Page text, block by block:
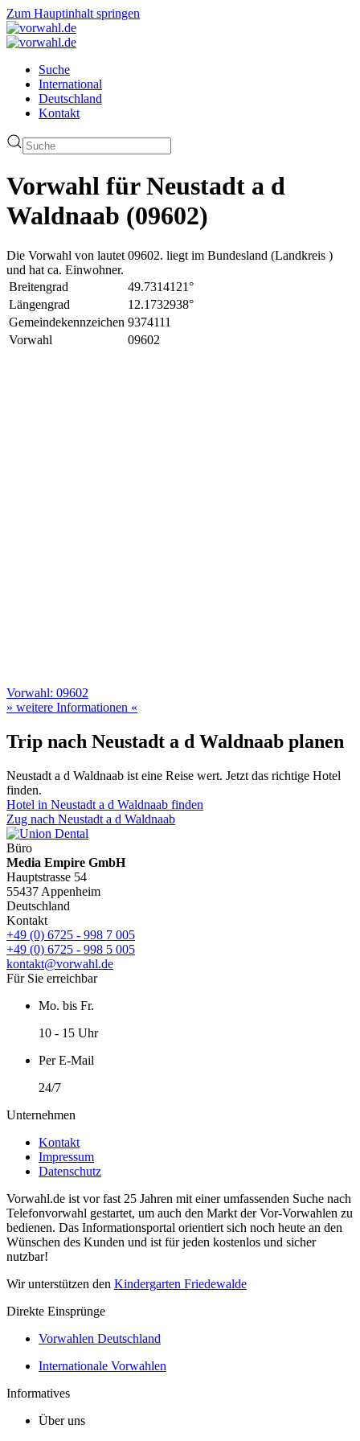
Zum Hauptinhalt springen
Suche
International
Deutschland
Kontakt
Vorwahl für Neustadt a d
Waldnaab (09602)
Die Vorwahl von lautet 09602. liegt im Bundesland (Landkreis )
und hat ca. Einwohner.
Breitengrad
49.7314121°
Längengrad
12.1732938°
Gemeindekennzeichen 9374111
Vorwahl
09602
Vorwahl: 09602
» weitere Informationen «
Trip nach Neustadt a d Waldnaab planen
Neustadt a d Waldnaab ist eine Reise wert. Jetzt das richtige Hotel
finden.
Hotel in Neustadt a d Waldnaab finden
Zug nach Neustadt a d Waldnaab
Büro
Media Empire GmbH
Hauptstrasse 54
55437 Appenheim
Deutschland
Kontakt
+49 (0) 6725 - 998 7 005
+49 (0) 6725 - 998 5 005
kontakt@vorwahl.de
Für Sie erreichbar
Mo. bis Fr.
10 - 15 Uhr
Per E-Mail
24/7
Unternehmen
Kontakt
Impressum
Datenschutz
Vorwahl.de ist vor fast 25 Jahren mit einer umfassenden Suche nach
Telefonvorwahl gestartet, um auch den Markt der Vor-Vorwahlen zu
bedienen. Das Informationsportal orientiert sich noch heute an den
Wünschen des Kunden und ist für jeden kostenlos und sicher
nutzbar!
Wir unterstützen den Kindergarten Friedewalde
Direkte Einsprünge
Vorwahlen Deutschland
Internationale Vorwahlen
Informatives
Über uns